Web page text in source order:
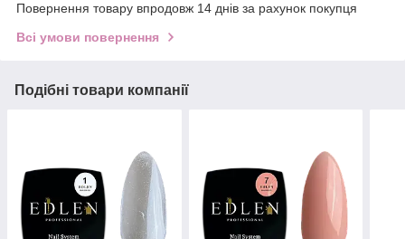
Повернення товару впродовж 14 днів за рахунок покупця
Всі умови повернення
Подібні товари компанії